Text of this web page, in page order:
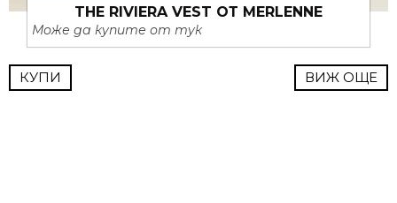
THE RIVIERA VEST ОТ MERLENNE
Може да купите от тук
КУПИ ВИЖ ОЩЕ